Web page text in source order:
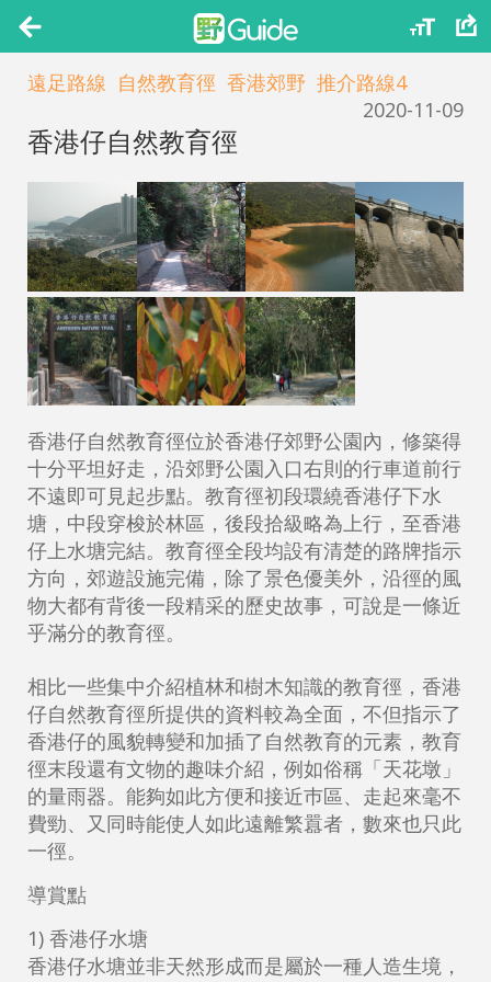
遠足路線 自然教育徑 香港郊野 推介路線4
2020-11-09
香港仔自然教育徑
香港仔自然教育徑位於香港仔郊野公園內，修築得
十分平坦好走，沿郊野公園入口右則的行車道前行
不遠即可見起步點。教育徑初段環繞香港仔下水
塘，中段穿梭於林區，後段拾級略為上行，至香港
仔上水塘完結。教育徑全段均設有清楚的路牌指示
方向，郊遊設施完備，除了景色優美外，沿徑的風
物大都有背後一段精采的歷史故事，可說是一條近
乎滿分的教育徑。
相比一些集中介紹植林和樹木知識的教育徑，香港
仔自然教育徑所提供的資料較為全面，不但指示了
香港仔的風貌轉變和加插了自然教育的元素，教育
徑末段還有文物的趣味介紹，例如俗稱「天花墩」
的量雨器。能夠如此方便和接近巿區、走起來毫不
費勁、又同時能使人如此遠離繁囂者，數來也只此
一徑。
導賞點
1) 香港仔水塘
香港仔水塘並非天然形成而是屬於一種人造生境，